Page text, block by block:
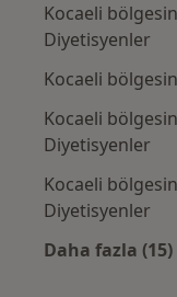
Kocaeli
Diyetisyenler
Kocaeli
Kocaeli
Diyetisyenler
Kocaeli
Diyetisyenler
Daha fazla (15)